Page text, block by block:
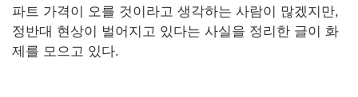
파트 가격이 오를 것이라고 생각하는 사람이 많겠지만,
정반대 현상이 벌어지고 있다는 사실을 정리한 글이 화
제를 모으고 있다.